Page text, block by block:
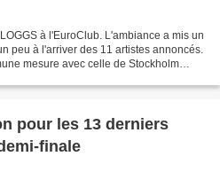
à l'EuroClub. L'ambiance a mis un
peu à l'arriver des 11 artistes annoncés.
mesure avec celle de Stockholm
pour les 13 derniers
finale